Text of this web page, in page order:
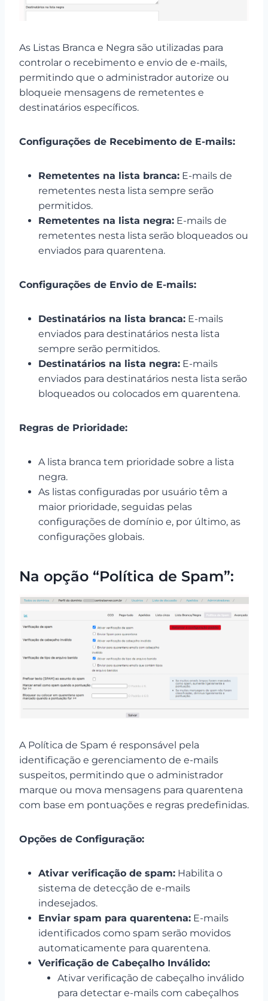
As Listas Branca e Negra são utilizadas para
controlar o recebimento e envio de e-mails,
permitindo que o administrador autorize ou
bloqueie mensagens de remetentes e
destinatários específicos.
Configurações de Recebimento de E-mails:
Remetentes na lista branca: E-mails de
remetentes nesta lista sempre serão
permitidos.
Remetentes na lista negra: E-mails de
remetentes nesta lista serão bloqueados ou
enviados para quarentena.
Configurações de Envio de E-mails:
Destinatários na lista branca: E-mails
enviados para destinatários nesta lista
sempre serão permitidos.
Destinatários na lista negra: E-mails
enviados para destinatários nesta lista serão
bloqueados ou colocados em quarentena.
Regras de Prioridade:
A lista branca tem prioridade sobre a lista
negra.
As listas configuradas por usuário têm a
maior prioridade, seguidas pelas
configurações de domínio e, por último, as
configurações globais.
Na opção “Política de Spam”:
A Política de Spam é responsável pela
identificação e gerenciamento de e-mails
suspeitos, permitindo que o administrador
marque ou mova mensagens para quarentena
com base em pontuações e regras predefinidas.
Opções de Configuração:
Ativar verificação de spam: Habilita o
sistema de detecção de e-mails
indesejados.
Enviar spam para quarentena: E-mails
identificados como spam serão movidos
automaticamente para quarentena.
Verificação de Cabeçalho Inválido:
Ativar verificação de cabeçalho inválido
para detectar e-mails com cabeçalhos